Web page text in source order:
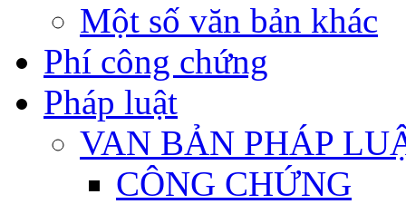
Một số văn bản khác
Phí công chứng
Pháp luật
VAN BẢN PHÁP
CÔNG CHỨNG